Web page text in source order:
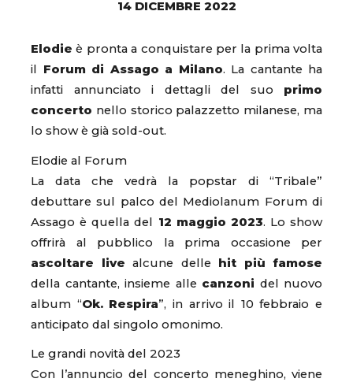
14 DICEMBRE 2022
Elodie è pronta a conquistare per la prima volta
il Forum di Assago a Milano. La cantante ha
infatti annunciato i dettagli del suo primo
concerto nello storico palazzetto milanese, ma
lo show è già sold-out.
Elodie al Forum
La data che vedrà la popstar di “Tribale”
debuttare sul palco del Mediolanum Forum di
Assago è quella del 12 maggio 2023. Lo show
offrirà al pubblico la prima occasione per
ascoltare live alcune delle hit più famose
della cantante, insieme alle canzoni del nuovo
album “Ok. Respira”, in arrivo il 10 febbraio e
anticipato dal singolo omonimo.
Le grandi novità del 2023
Con l’annuncio del concerto meneghino, viene